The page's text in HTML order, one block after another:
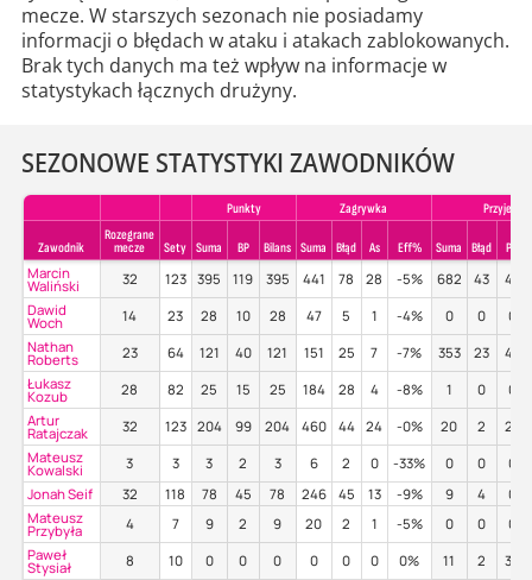
mecze. W starszych sezonach nie posiadamy
informacji o błędach w ataku i atakach zablokowanych.
Brak tych danych ma też wpływ na informacje w
statystykach łącznych drużyny.
SEZONOWE STATYSTYKI ZAWODNIKÓW
Punkty Zagrywka Przyjecie
Zawodnik
Rozegrane
mecze
Sety Suma BP Bilans Suma Błąd As Eff% Suma Błąd Poz%
Marcin
Waliński 32 123 395 119 395 441 78 28 -5% 682 43
48%
Dawid
Woch 14 23 28 10 28 47 5 1 -4% 0 0
0%
Nathan
Roberts 23 64 121 40 121 151 25 7 -7% 353 23
45%
Łukasz
Kozub 28 82 25 15 25 184 28 4 -8% 1 0
0%
Artur
Ratajczak 32 123 204 99 204 460 44 24 -0% 20 2
20%
Mateusz
Kowalski 3 3 3 2 3 6 2 0 -33% 0 0
0%
Jonah Seif
32 118 78 45 78 246 45 13 -9% 9 4
0%
Mateusz
Przybyła 4 7 9 2 9 20 2 1 -5% 0 0
0%
Paweł
Stysiał 8 10 0 0 0 0 0 0 0% 11 2
36%